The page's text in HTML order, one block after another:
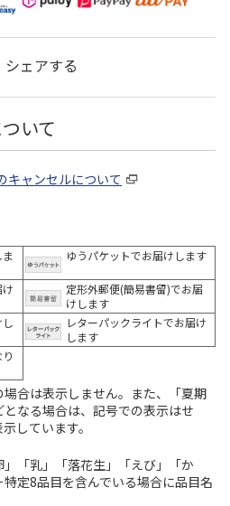
シェアする
いて
キャンセルについて
ゆうパケットでお届けします
定形外郵便(簡易書留)でお届
けします
レターパックライトでお届け
します
合は表示しません。また、「夏期
なる場合は、記号での表示はせ
しています。
「乳」「落花生」「えび」「か
定8品目を含んでいる場合に品目名